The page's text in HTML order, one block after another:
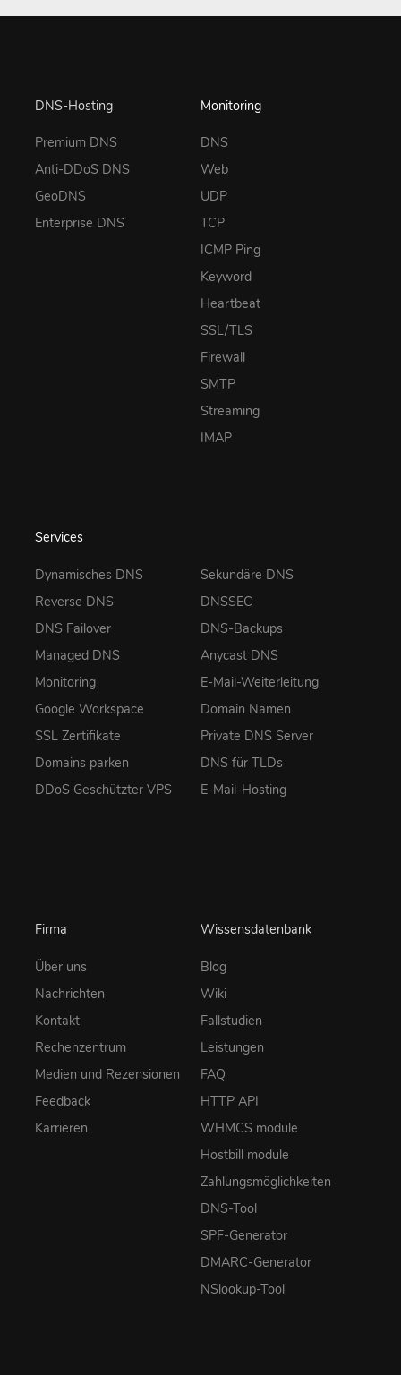
DNS-Hosting
Premium DNS
Anti-DDoS DNS
GeoDNS
Enterprise DNS
Monitoring
DNS
Web
UDP
TCP
ICMP Ping
Keyword
Heartbeat
SSL/TLS
Firewall
SMTP
Streaming
IMAP
Services
Dynamisches DNS
Reverse DNS
DNS Failover
Managed DNS
Monitoring
Google Workspace
SSL Zertifikate
Domains parken
DDoS Geschützter VPS
Sekundäre DNS
DNSSEC
DNS-Backups
Anycast DNS
E-Mail-Weiterleitung
Domain Namen
Private DNS Server
DNS für TLDs
E-Mail-Hosting
Firma
Über uns
Nachrichten
Kontakt
Rechenzentrum
Medien und Rezensionen
Feedback
Karrieren
Wissensdatenbank
Blog
Wiki
Fallstudien
Leistungen
FAQ
HTTP API
WHMCS module
Hostbill module
Zahlungsmöglichkeiten
DNS-Tool
SPF-Generator
DMARC-Generator
NSlookup-Tool